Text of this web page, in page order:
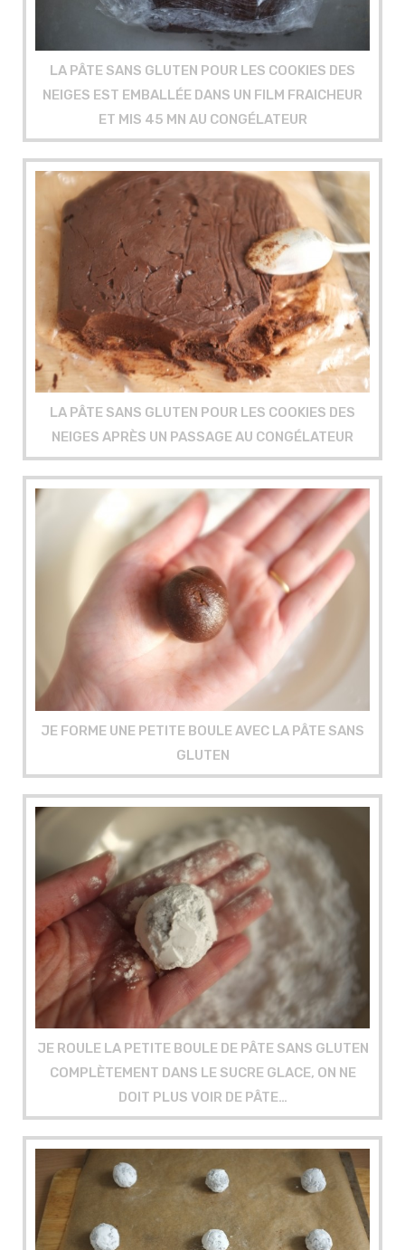
LA PÂTE SANS GLUTEN POUR LES COOKIES DES
NEIGES EST EMBALLÉE DANS UN FILM FRAICHEUR
ET MIS 45 MN AU CONGÉLATEUR
LA PÂTE SANS GLUTEN POUR LES COOKIES DES
NEIGES APRÈS UN PASSAGE AU CONGÉLATEUR
JE FORME UNE PETITE BOULE AVEC LA PÂTE SANS
GLUTEN
JE ROULE LA PETITE BOULE DE PÂTE SANS GLUTEN
COMPLÈTEMENT DANS LE SUCRE GLACE, ON NE
DOIT PLUS VOIR DE PÂTE…